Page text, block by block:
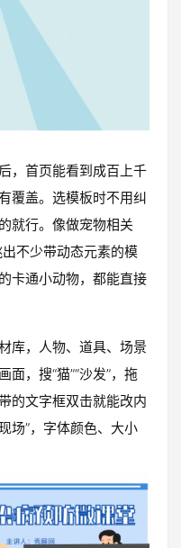
，首页能看到成百上千
覆盖。选模板时不用纠
就行。像做宠物相关
出不少带动态元素的模
卡通小动物，都能直接
库，人物、道具、场景
，搜“猫”“沙发”，拖
的文字框双击就能改内
场”，字体颜色、大小